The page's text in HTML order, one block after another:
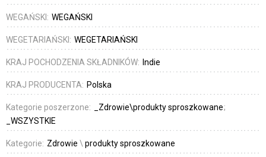
WEGAŃSKI: WEGAŃSKI
WEGETARIAŃSKI: WEGETARIAŃSKI
KRAJ POCHODZENIA SKŁADNIKÓW: Indie
KRAJ PRODUCENTA: Polska
Kategorie poszerzone:
_Zdrowie\produkty sproszkowane
_WSZYSTKIE
Kategorie: Zdrowie \ produkty sproszkowane